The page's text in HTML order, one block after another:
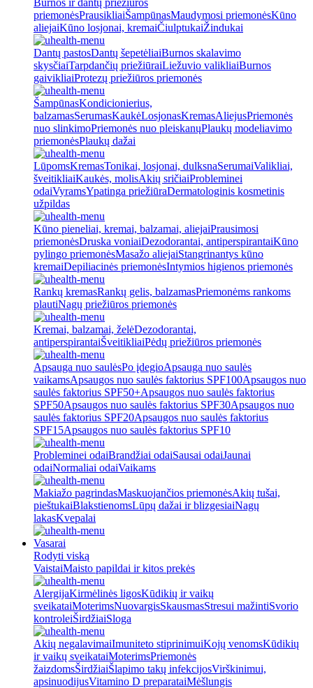
Burnos ir dantų priežiūros
priemonėsPrausikliaiŠampūnasMaudymosi priemonėsKūno
aliejaiKūno losjonai, kremaiČiulptukaiŽindukai
Dantų pastosDantų šepetėliaiBurnos skalavimo
skysčiaiTarpdančių priežiūraiLiežuvio valikliaiBurnos
gaivikliaiProtezų priežiūros priemonės
ŠampūnasKondicionierius,
balzamasSerumasKaukėLosjonasKremasAliejusPriemonės
nuo slinkimoPriemonės nuo pleiskanųPlaukų modeliavimo
priemonėsPlaukų dažai
LūpomsKremasTonikai, losjonai, dulksnaSerumaiValikliai,
šveitikliaiKaukės, molisAkių sričiaiProbleminei
odaiVyramsYpatinga priežiūraDermatologinis kosmetinis
užpildas
Kūno pieneliai, kremai, balzamai, aliejaiPrausimosi
priemonėsDruska voniaiDezodorantai, antiperspirantaiKūno
pylingo priemonėsMasažo aliejaiStangrinantys kūno
kremaiDepiliacinės priemonėsIntymios higienos priemonės
Rankų kremasRankų gelis, balzamasPriemonėms rankoms
plautiNagų priežiūros priemonės
Kremai, balzamai, želėDezodorantai,
antiperspirantaiŠveitikliaiPėdų priežiūros priemonės
Apsauga nuo saulėsPo įdegioApsauga nuo saulės
vaikamsApsaugos nuo saulės faktorius SPF100Apsaugos nuo
saulės faktorius SPF50+Apsaugos nuo saulės faktorius
SPF50Apsaugos nuo saulės faktorius SPF30Apsaugos nuo
saulės faktorius SPF20Apsaugos nuo saulės faktorius
SPF15Apsaugos nuo saulės faktorius SPF10
Probleminei odaiBrandžiai odaiSausai odaiJaunai
odaiNormaliai odaiVaikams
Makiažo pagrindasMaskuojančios priemonėsAkių tušai,
pieštukaiBlakstienomsLūpų dažai ir blizgesiaiNagų
lakasKvepalai
Vasarai
Rodyti viską
VaistaiMaisto papildai ir kitos prekės
AlergijaKirmėlinės ligosKūdikių ir vaikų
sveikataiMoterimsNuovargisSkausmasStresui mažintiSvorio
kontroleiŠirdžiaiSloga
Akių negalavimaiImuniteto stiprinimuiKojų venomsKūdikių
ir vaikų sveikataiMoterimsPriemonės
žaizdomsŠirdžiaiŠlapimo takų infekcijosVirškinimui,
apsinuodijusVitamino D preparataiMėšlungis